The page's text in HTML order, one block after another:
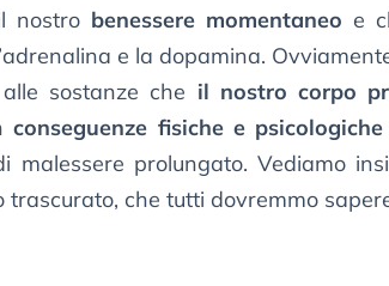
nostro benessere momentaneo e
e la dopamina.
sostanze che il nostro corpo
conseguenze fisiche e psicologiche
malessere prolungato. Vediamo
trascurato, che tutti dovremmo